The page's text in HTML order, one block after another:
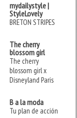
mydailystyle |
StyleLovely
BRETON STRIPES
The cherry
blossom girl
The cherry
blossom girl x
Disneyland Paris
B a la moda
Tu plan de acción